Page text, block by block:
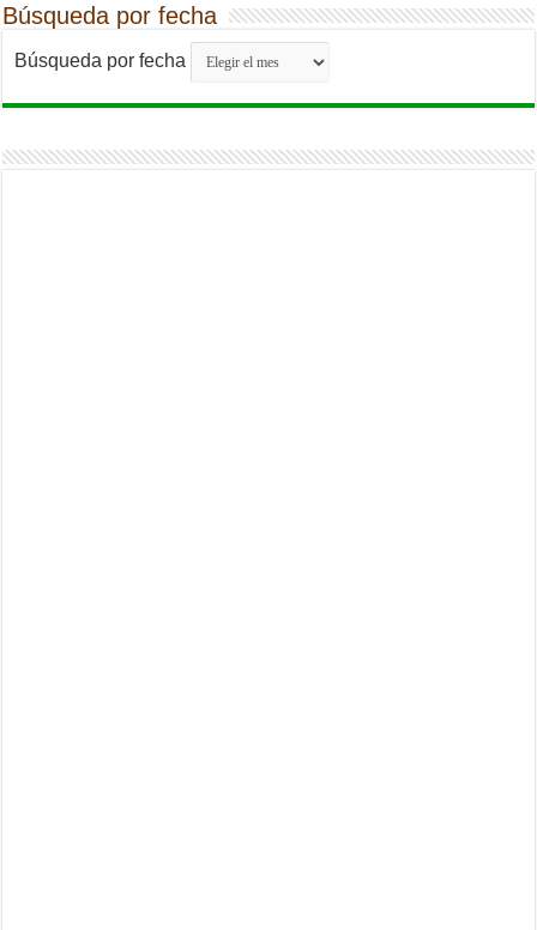
Búsqueda por fecha
Búsqueda por fecha